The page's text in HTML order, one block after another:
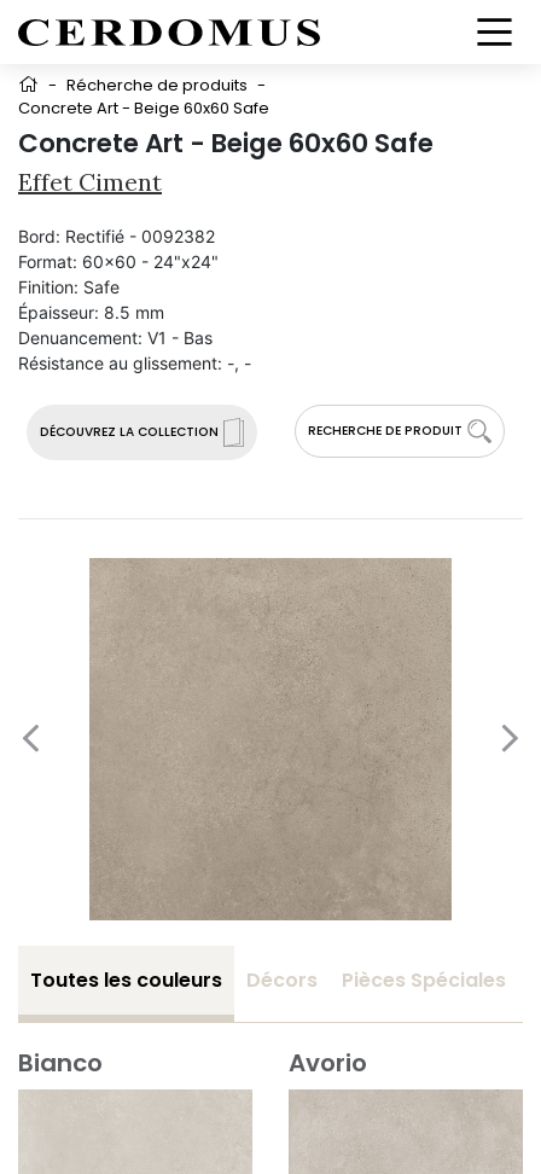
- Récherche de produits -
Concrete Art - Beige 60x60 Safe
Concrete Art - Beige 60x60 Safe
Effet Ciment
DÉCOUVREZ LA COLLECTION RECHERCHE DE PRODUIT
Bord: Rectifié - 0092382
Format: 60x60 - 24"x24"
Finition: Safe
Épaisseur: 8.5 mm
Denuancement: V1 - Bas
Résistance au glissement: -, -
Toutes les couleurs Décors Pièces Spéciales
Bianco Avorio